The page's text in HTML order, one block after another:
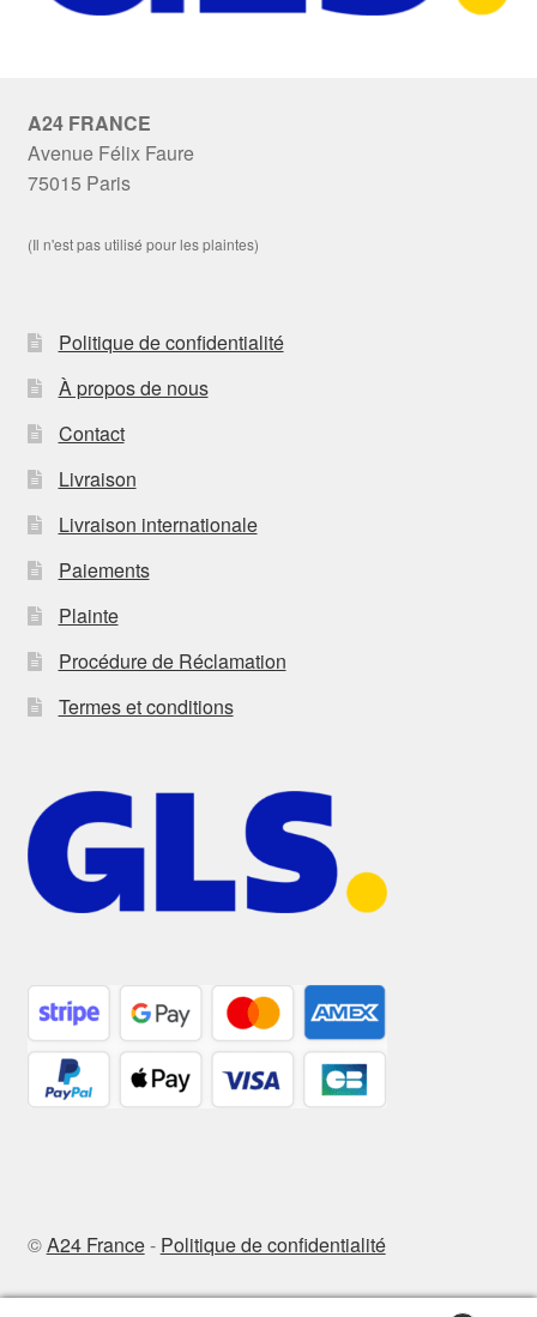
A24 FRANCE
Avenue Félix Faure
75015 Paris
(Il n'est pas utilisé pour les plaintes)
Politique de confidentialité
À propos de nous
Contact
Livraison
Livraison internationale
Paiements
Plainte
Procédure de Réclamation
Termes et conditions
©A24 France- Politique de confidentialité